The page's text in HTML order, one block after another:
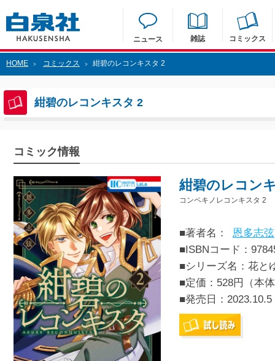
ニュース 雑誌 コミックス
HOME > コミックス > 紺碧のレコンキスタ 2
紺碧のレコンキスタ 2
コミック情報
紺碧のレコン
コンペキノレコンキスタ 2
■著者名：
恩多志弦
■ISBNコード：
■シリーズ名：花と
■定価：528円（本
■発売日： 2023.10.5